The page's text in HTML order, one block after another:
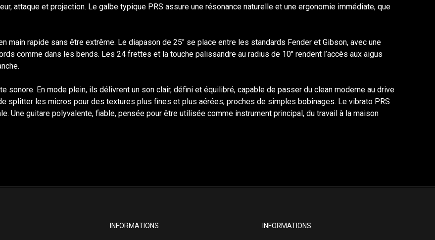
attaque et projection. Le galbe typique PRS assure une résonance naturelle et une ergonomie immédiate, que
main rapide sans être extrême. Le diapason de 25" se place entre les standards Fender et Gibson, avec une
comme dans les bends. Les 24 frettes et la touche palissandre au radius de 10" rendent l’accès aux aigus
sonore. En mode plein, ils délivrent un son clair, défini et équilibré, capable de passer du clean moderne au drive
splitter les micros pour des textures plus fines et plus aérées, proches de simples bobinages. Le vibrato PRS
Une guitare polyvalente, fiable, pensée pour être utilisée comme instrument principal, du travail à la maison
INFORMATIONS INFORMATIONS